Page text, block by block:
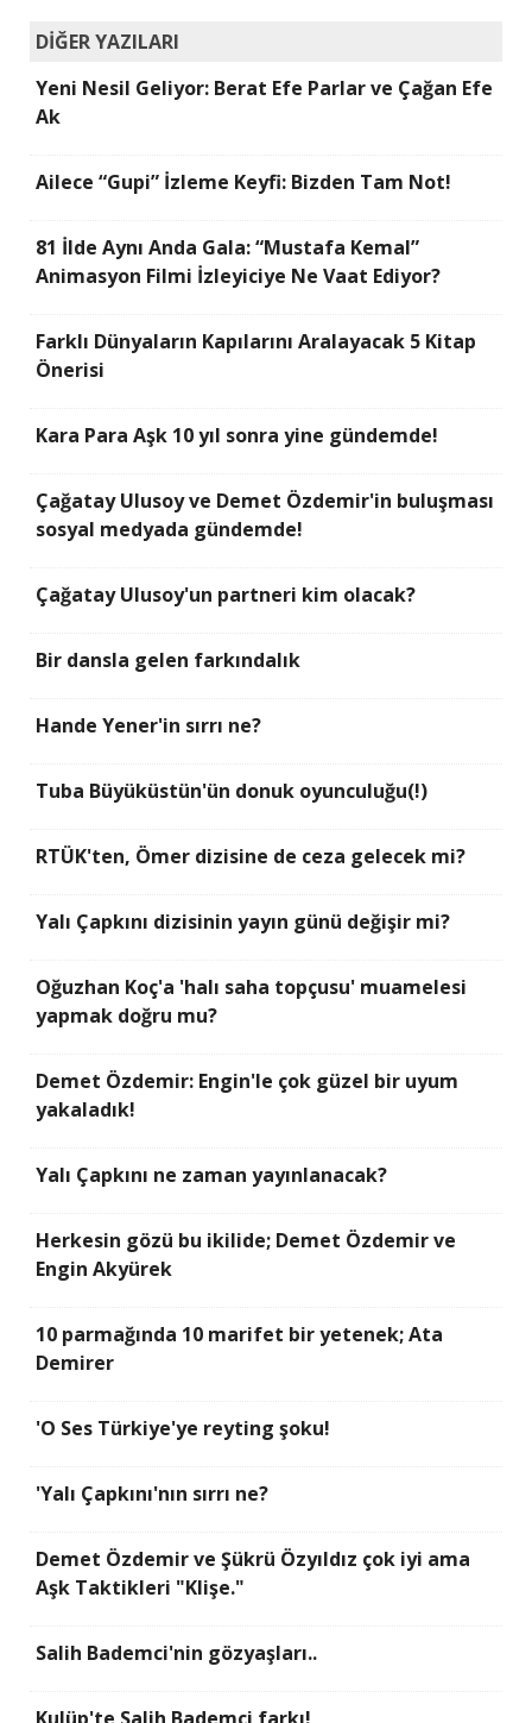
DİĞER YAZILARI
Yeni Nesil Geliyor: Berat Efe Parlar ve Çağan Efe
Ak
Ailece “Gupi” İzleme Keyfi: Bizden Tam Not!
81 İlde Aynı Anda Gala: “Mustafa Kemal”
Animasyon Filmi İzleyiciye Ne Vaat Ediyor?
Farklı Dünyaların Kapılarını Aralayacak 5 Kitap
Önerisi
Kara Para Aşk 10 yıl sonra yine gündemde!
Çağatay Ulusoy ve Demet Özdemir'in buluşması
sosyal medyada gündemde!
Çağatay Ulusoy'un partneri kim olacak?
Bir dansla gelen farkındalık
Hande Yener'in sırrı ne?
Tuba Büyüküstün'ün donuk oyunculuğu(!)
RTÜK'ten, Ömer dizisine de ceza gelecek mi?
Yalı Çapkını dizisinin yayın günü değişir mi?
Oğuzhan Koç'a 'halı saha topçusu' muamelesi
yapmak doğru mu?
Demet Özdemir: Engin'le çok güzel bir uyum
yakaladık!
Yalı Çapkını ne zaman yayınlanacak?
Herkesin gözü bu ikilide; Demet Özdemir ve
Engin Akyürek
10 parmağında 10 marifet bir yetenek; Ata
Demirer
'O Ses Türkiye'ye reyting şoku!
'Yalı Çapkını'nın sırrı ne?
Demet Özdemir ve Şükrü Özyıldız çok iyi ama
Aşk Taktikleri "Klişe."
Salih Bademci'nin gözyaşları..